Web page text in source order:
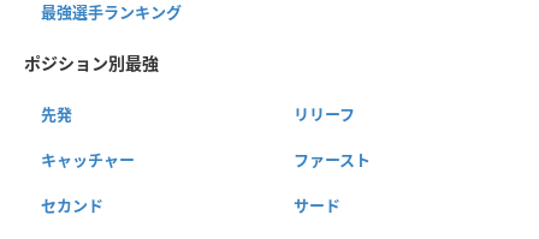
最強選手ランキング
ポジション別最強
先発 リリーフ
キャッチャー ファースト
セカンド サード